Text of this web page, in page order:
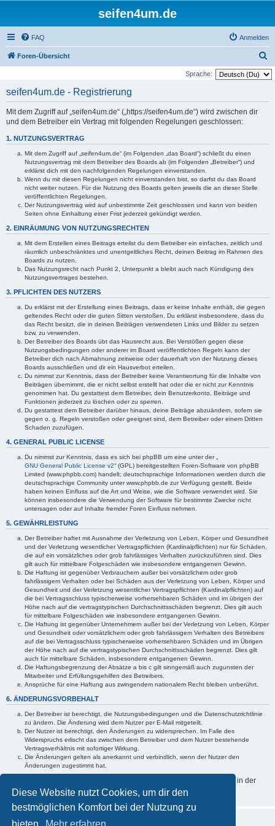
Diese Website nutzt Cookies, um dir den
bestmöglichen Komfort bei der Nutzung zu
seifen4um.de
FAQ Anmelden
Foren-Übersicht
u
Sprache:
seifen4um.de - Registrierung
Mit dem Zugriff auf „seifen4um.de“ („https://seifen4um.de“) wird zwischen dir
und dem Betreiber ein Vertrag mit folgenden Regelungen geschlossen:
1. NUTZUNGSVERTRAG
Mit dem Zugriff auf „seifen4um.de“ (im Folgenden „das Board“) schließt du einen
Nutzungsvertrag mit dem Betreiber des Boards ab (im Folgenden „Betreiber“) und
erklärst dich mit den nachfolgenden Regelungen einverstanden.
Wenn du mit diesen Regelungen nicht einverstanden bist, so darfst du das Board
nicht weiter nutzen. Für die Nutzung des Boards gelten jeweils die an dieser Stelle
veröffentlichten Regelungen.
Der Nutzungsvertrag wird auf unbestimmte Zeit geschlossen und kann von beiden
Seiten ohne Einhaltung einer Frist jederzeit gekündigt werden.
2. EINRÄUMUNG VON NUTZUNGSRECHTEN
Mit dem Erstellen eines Beitrags erteilst du dem Betreiber ein einfaches, zeitlich und
räumlich unbeschränktes und unentgeltliches Recht, deinen Beitrag im Rahmen des
Boards zu nutzen.
Das Nutzungsrecht nach Punkt 2, Unterpunkt a bleibt auch nach Kündigung des
Nutzungsvertrages bestehen.
3. PFLICHTEN DES NUTZERS
Du erklärst mit der Erstellung eines Beitrags, dass er keine Inhalte enthält, die gegen
geltendes Recht oder die guten Sitten verstoßen. Du erklärst insbesondere, dass du
das Recht besitzt, die in deinen Beiträgen verwendeten Links und Bilder zu setzen
bzw. zu verwenden.
Der Betreiber des Boards übt das Hausrecht aus. Bei Verstößen gegen diese
Nutzungsbedingungen oder anderer im Board veröffentlichten Regeln kann der
Betreiber dich nach Abmahnung zeitweise oder dauerhaft von der Nutzung dieses
Boards ausschließen und dir ein Hausverbot erteilen.
Du nimmst zur Kenntnis, dass der Betreiber keine Verantwortung für die Inhalte von
Beiträgen übernimmt, die er nicht selbst erstellt hat oder die er nicht zur Kenntnis
genommen hat. Du gestattest dem Betreiber, dein Benutzerkonto, Beiträge und
Funktionen jederzeit zu löschen oder zu sperren.
Du gestattest dem Betreiber darüber hinaus, deine Beiträge abzuändern, sofern sie
gegen o. g. Regeln verstoßen oder geeignet sind, dem Betreiber oder einem Dritten
Schaden zuzufügen.
4. GENERAL PUBLIC LICENSE
Du nimmst zur Kenntnis, dass es sich bei phpBB um eine unter der „
GNU General Public License v2“ (GPL) bereitgestellten Foren-Software von phpBB
Limited (www.phpbb.com) handelt; deutschsprachige Informationen werden durch die
deutschsprachige Community unter www.phpbb.de zur Verfügung gestellt. Beide
haben keinen Einfluss auf die Art und Weise, wie die Software verwendet wird. Sie
können insbesondere die Verwendung der Software für bestimmte Zwecke nicht
untersagen oder auf Inhalte fremder Foren Einfluss nehmen.
5. GEWÄHRLEISTUNG
Der Betreiber haftet mit Ausnahme der Verletzung von Leben, Körper und Gesundheit
und der Verletzung wesentlicher Vertragspflichten (Kardinalpflichten) nur für Schäden,
die auf ein vorsätzliches oder grob fahrlässiges Verhalten zurückzuführen sind. Dies
gilt auch für mittelbare Folgeschäden wie insbesondere entgangenen Gewinn.
Die Haftung ist gegenüber Verbrauchern außer bei vorsätzlichem oder grob
fahrlässigem Verhalten oder bei Schäden aus der Verletzung von Leben, Körper und
Gesundheit und der Verletzung wesentlicher Vertragspflichten (Kardinalpflichten) auf
die bei Vertragsschluss typischerweise vorhersehbaren Schäden und im übrigen der
Höhe nach auf die vertragstypischen Durchschnittsschäden begrenzt. Dies gilt auch
für mittelbare Folgeschäden wie insbesondere entgangenen Gewinn.
Die Haftung ist gegenüber Unternehmern außer bei der Verletzung von Leben, Körper
und Gesundheit oder vorsätzlichem oder grob fahrlässigem Verhalten des Betreibers
auf die bei Vertragsschluss typischerweise vorhersehbaren Schäden und im Übrigen
der Höhe nach auf die vertragstypischen Durchschnittsschäden begrenzt. Dies gilt
auch für mittelbare Schäden, insbesondere entgangenen Gewinn.
Die Haftungsbegrenzung der Absätze a bis c gilt sinngemäß auch zugunsten der
Mitarbeiter und Erfüllungsgehilfen des Betreibers.
Ansprüche für eine Haftung aus zwingendem nationalem Recht bleiben unberührt.
6. ÄNDERUNGSVORBEHALT
Der Betreiber ist berechtigt, die Nutzungsbedingungen und die Datenschutzrichtlinie
zu ändern. Die Änderung wird dem Nutzer per E-Mail mitgeteilt.
Der Nutzer ist berechtigt, den Änderungen zu widersprechen. Im Falle des
Widerspruchs erlischt das zwischen dem Betreiber und dem Nutzer bestehende
Vertragsverhältnis mit sofortiger Wirkung.
Die Änderungen gelten als anerkannt und verbindlich, wenn der Nutzer den
Änderungen zugestimmt hat.
Informationen über den Umgang mit deinen persönlichen Daten sind in der
Datenschutzrichtlinie enthalten.